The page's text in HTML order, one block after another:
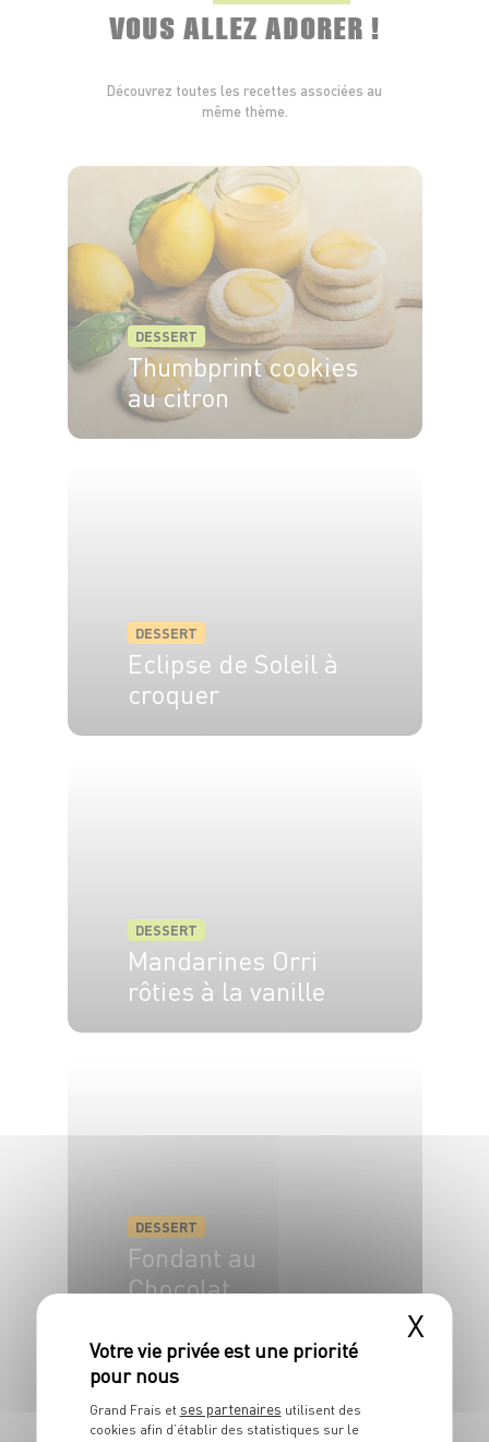
VOUS ALLEZ ADORER !
Découvrez toutes les recettes associées au
même thème.
DESSERT
Thumbprint cookies
au citron
DESSERT
Eclipse de Soleil à
croquer
DESSERT
Mandarines Orri
rôties à la vanille
DESSERT
Fondant au
Chocolat
X
Grand Frais et ses partenaires utilisent des
cookies afin d’établir des statistiques sur le